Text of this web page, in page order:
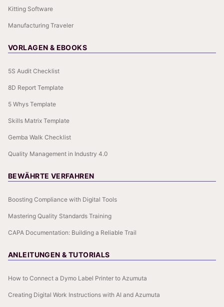
Kitting Software
Manufacturing Traveler
VORLAGEN & EBOOKS
5S Audit Checklist
8D Report Template
5 Whys Template
Skills Matrix Template
Gemba Walk Checklist
Quality Management in Industry 4.0
BEWÄHRTE VERFAHREN
Boosting Compliance with Digital Tools
Mastering Quality Standards Training
CAPA Documentation: Building a Reliable Trail
ANLEITUNGEN & TUTORIALS
How to Connect a Dymo Label Printer to Azumuta
Creating Digital Work Instructions with AI and Azumuta